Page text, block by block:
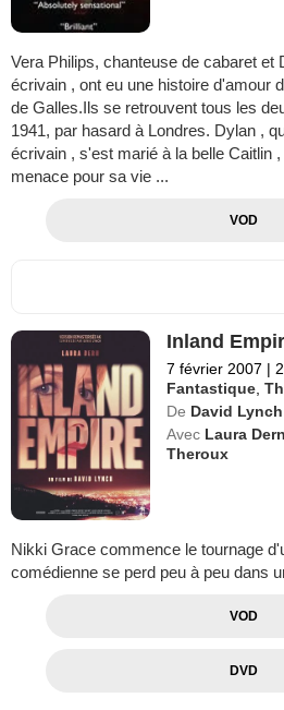
Vera Philips, chanteuse de cabaret et
écrivain , ont eu une histoire d'amour
de Galles.Ils se retrouvent tous les
1941, par hasard à Londres. Dylan ,
écrivain , s'est marié à la belle Caitlin
menace pour sa vie ...
VOD
Inland
7 février 2007 |
Fantastique ,
De David Lynch
Avec Laura Dern
Theroux
Nikki Grace commence le tournage
comédienne se perd peu à peu dans
VOD
DVD